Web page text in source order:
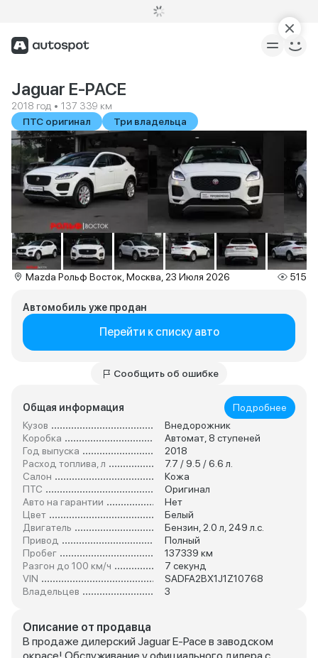
Jaguar E-PACE
2018 год • 137 339 км
ПТС оригинал
Три владельца
Mazda Рольф Восток, Москва, 23 Июля 2026 515
Автомобиль уже продан
Перейти к списку авто
Сообщить об ошибке
Общая информация
Подробнее
Кузов
Внедорожник
Коробка
Автомат, 8 ступеней
Год выпуска
2018
Расход топлива, л
7.7 / 9.5 / 6.6 л.
Салон
Кожа
ПТС
Оригинал
Авто на гарантии
Нет
Цвет
Белый
Двигатель
Бензин, 2.0 л, 249 л.с.
Привод
Полный
Пробег
137339 км
Разгон до 100 км/ч
7 секунд
VIN
SADFA2BX1J1Z10768
Владельцев
3
Описание от продавца
В продаже дилерский Jaguar E-Pace в заводском